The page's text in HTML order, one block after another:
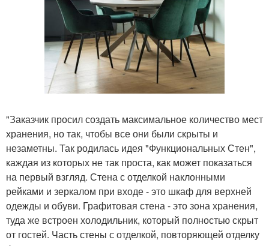
"Заказчик просил создать максимальное количество мест
хранения, но так, чтобы все они были скрыты и
незаметны. Так родилась идея "Функциональных Стен",
каждая из которых не так проста, как может показаться
на первый взгляд. Стена с отделкой наклонными
рейками и зеркалом при входе - это шкаф для верхней
одежды и обуви. Графитовая стена - это зона хранения,
туда же встроен холодильник, который полностью скрыт
от гостей. Часть стены с отделкой, повторяющей отделку